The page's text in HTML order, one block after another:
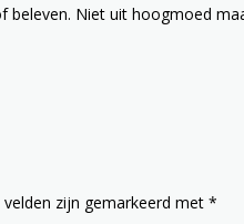
Niet uit hoogmoed
velden zijn gemarkeerd met*